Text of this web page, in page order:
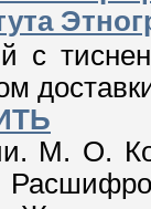
с
М. О.